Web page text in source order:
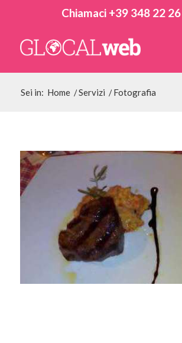
Chiamaci +39 348 22
Sei in: Home /Servizi / Fotografia